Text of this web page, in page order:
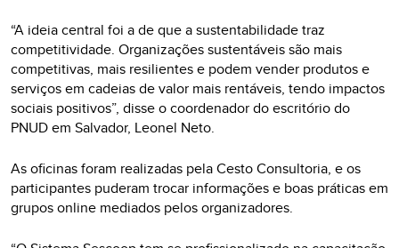
“A ideia central foi a de que a sustentabilidade traz
competitividade. Organizações sustentáveis são mais
competitivas, mais resilientes e podem vender produtos e
serviços em cadeias de valor mais rentáveis, tendo impactos
sociais positivos”, disse o coordenador do escritório do
PNUD em Salvador, Leonel Neto.
As oficinas foram realizadas pela Cesto Consultoria, e os
participantes puderam trocar informações e boas práticas em
grupos online mediados pelos organizadores.